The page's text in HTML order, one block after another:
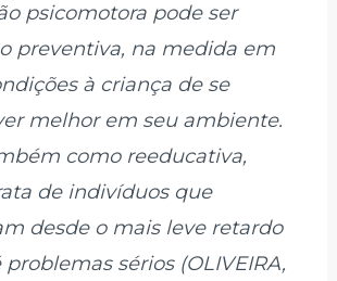
psicomotora pode ser
preventiva, na medida em
à criança de se
melhor em seu ambiente.
como reeducativa,
de indivíduos que
desde o mais leve retardo
sérios (OLIVEIRA,